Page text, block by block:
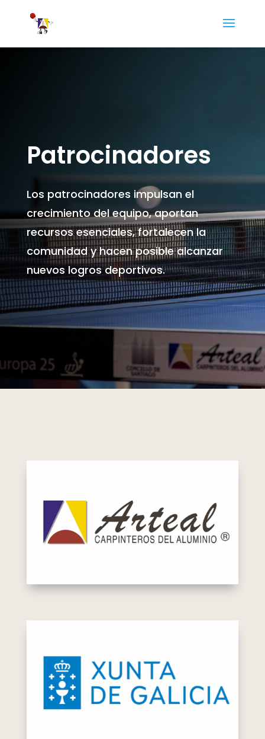
Patrocinadores
Los patrocinadores impulsan el
crecimiento del equipo, aportan
recursos esenciales, fortalecen la
comunidad y hacen posible alcanzar
nuevos logros deportivos.